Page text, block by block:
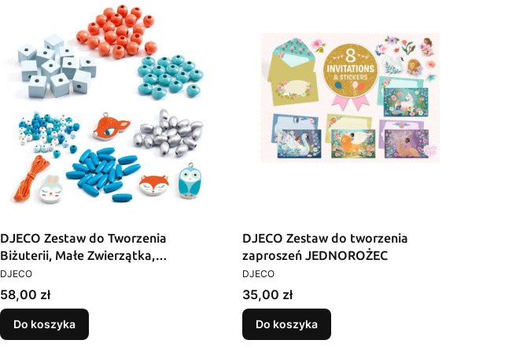
DJECO Zestaw do Tworzenia
Biżuterii, Małe Zwierzątka,
Kreatywny, DIY, Dla dzieci
PRODUCENT
DJECO
Cena
58,00 zł
Do koszyka
DJECO Zestaw do tworzenia
zaproszeń JEDNOROŻEC
PRODUCENT
DJECO
Cena
35,00 zł
Do koszyka